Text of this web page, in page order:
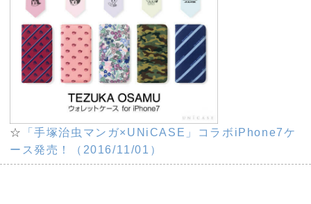
☆
「手塚治虫マンガ×UNiCASE」コラボiPhone7ケ
ース発売！（2016/11/01）